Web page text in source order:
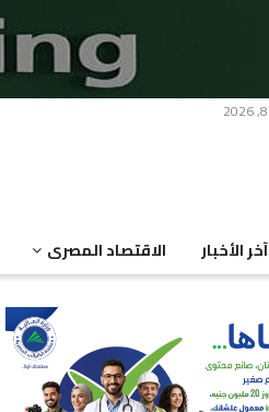
آخر الأخبار الاقتصاد المصرى